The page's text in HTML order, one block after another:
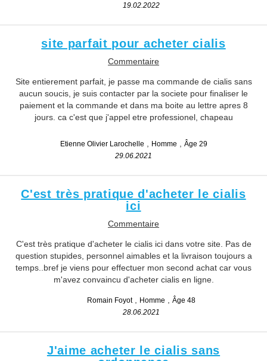
19.02.2022
site parfait pour acheter cialis
Commentaire
Site entierement parfait, je passe ma commande de cialis sans
aucun soucis, je suis contacter par la societe pour finaliser le
paiement et la commande et dans ma boite au lettre apres 8
jours. ca c'est que j'appel etre professionel, chapeau
Etienne Olivier Larochelle Homme
Âge 29
29.06.2021
C'est très pratique d'acheter le cialis
ici
Commentaire
C'est très pratique d'acheter le cialis ici dans votre site. Pas de
question stupides, personnel aimables et la livraison toujours a
temps..bref je viens pour effectuer mon second achat car vous
m'avez convaincu d'acheter cialis en ligne.
Romain Foyot Homme
Âge 48
28.06.2021
J'aime acheter le cialis sans